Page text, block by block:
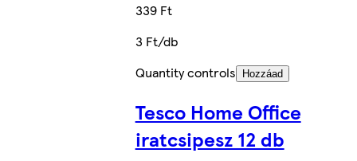
339 Ft
3 Ft/db
Quantity controls
Hozzáad
Tesco Home Office
iratcsipesz 12 db